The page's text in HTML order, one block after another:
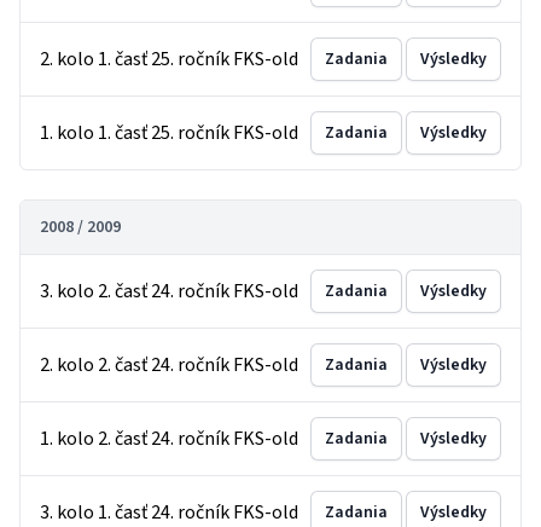
2. kolo 1. časť 25. ročník FKS-old Zadania Výsledky
1. kolo 1. časť 25. ročník FKS-old Zadania Výsledky
2008 / 2009
3. kolo 2. časť 24. ročník FKS-old Zadania Výsledky
2. kolo 2. časť 24. ročník FKS-old Zadania Výsledky
1. kolo 2. časť 24. ročník FKS-old Zadania Výsledky
3. kolo 1. časť 24. ročník FKS-old Zadania Výsledky